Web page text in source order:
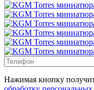
Нажимая кнопку